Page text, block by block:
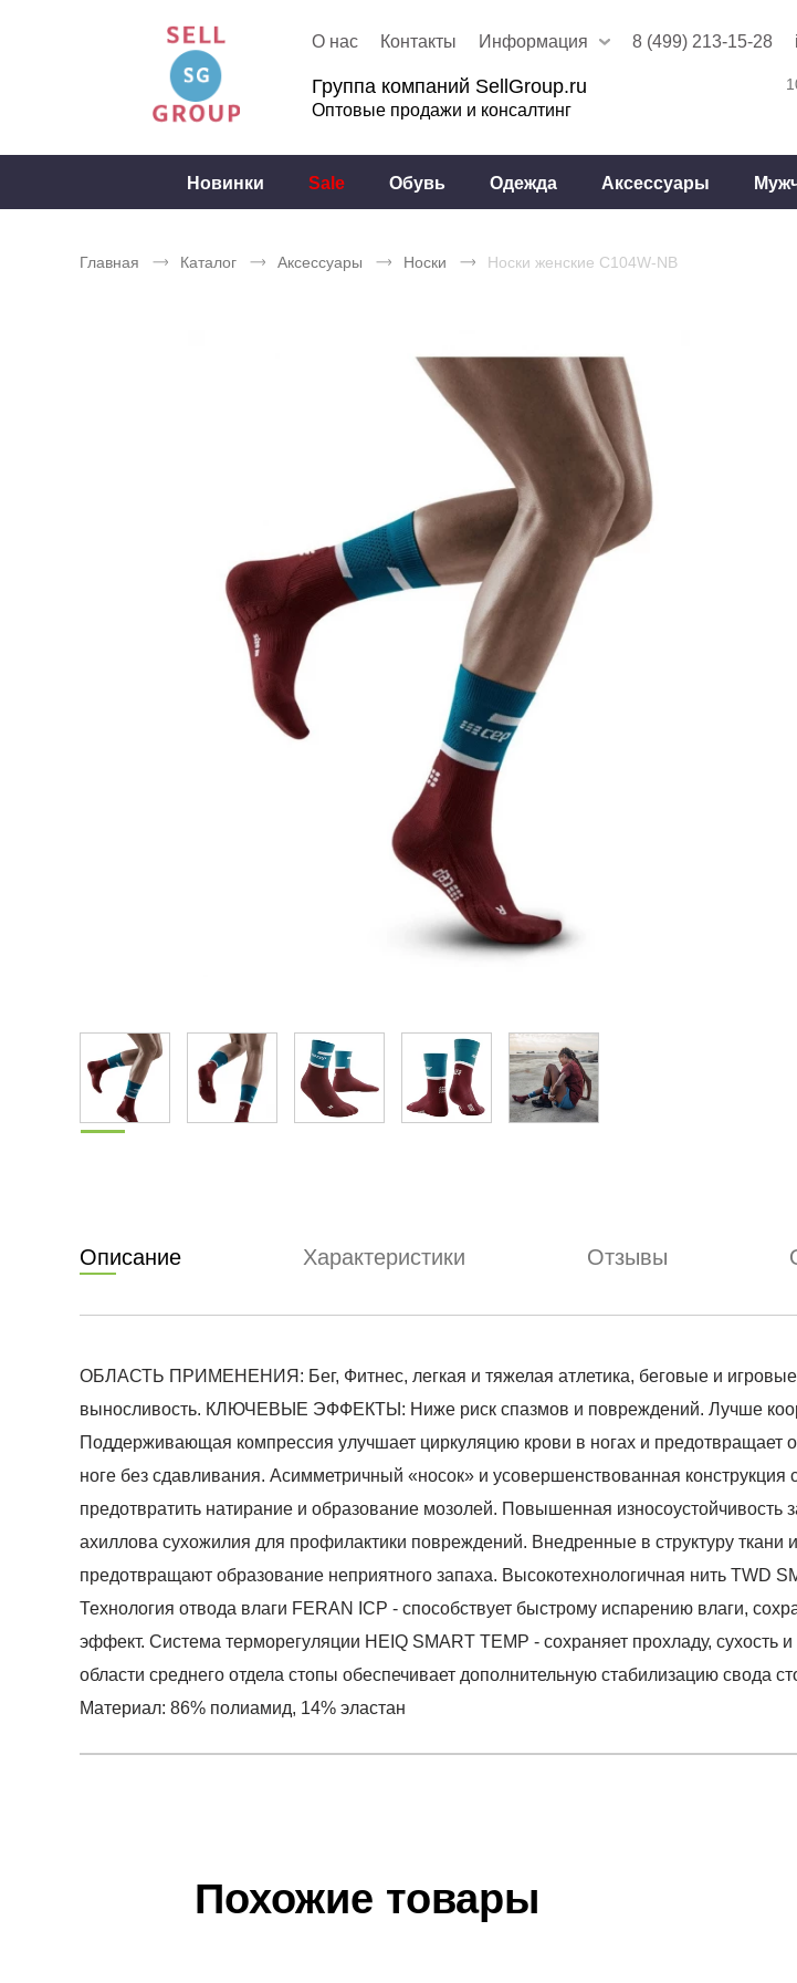
О нас Контакты Информация 8 (499) 213-15-28
Группа компаний SellGroup.ru
Оптовые продажи и консалтинг
Новинки Sale Обувь Одежда Аксессуары
Главная Каталог Аксессуары Носки Носки женские C104W-NB
Описание Характеристики Отзывы
ОБЛАСТЬ ПРИМЕНЕНИЯ: Бег, Фитнес, легкая и тяжелая атлетика, беговые и игровые
выносливость. КЛЮЧЕВЫЕ ЭФФЕКТЫ: Ниже риск спазмов и повреждений. Лучше
Поддерживающая компрессия улучшает циркуляцию крови в ногах и предотвращает
ноге без сдавливания. Асимметричный «носок» и усовершенствованная
предотвратить натирание и образование мозолей. Повышенная износоустойчивость
ахиллова сухожилия для профилактики повреждений. Внедренные в структуру
предотвращают образование неприятного запаха. Высокотехнологичная нить TWD
Технология отвода влаги FERAN ICP - способствует быстрому испарению влаги,
эффект. Система терморегуляции HEIQ SMART TEMP - сохраняет прохладу,
области среднего отдела стопы обеспечивает дополнительную стабилизацию свода
Материал: 86% полиамид, 14% эластан
фитнес
0
Похожие товары